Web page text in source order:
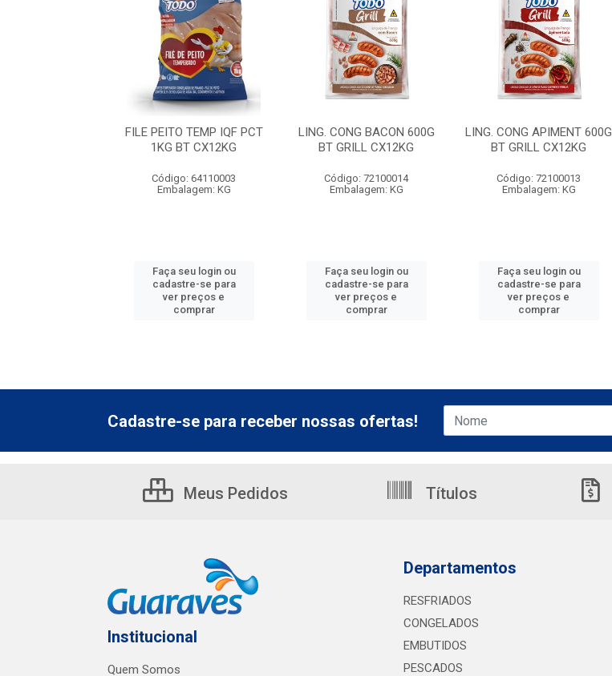
FILE PEITO TEMP IQF PCT
1KG BT CX12KG
Código: 64110003
Embalagem: KG
Faça seu login ou
cadastre-se para
ver preços e
comprar
LING. CONG BACON 600G
BT GRILL CX12KG
Código: 72100014
Embalagem: KG
Faça seu login ou
cadastre-se para
ver preços e
comprar
LING. CONG APIMENT 600G
BT GRILL CX12KG
Código: 72100013
Embalagem: KG
Faça seu login ou
cadastre-se para
ver preços e
comprar
Cadastre-se para receber nossas ofertas!
Meus Pedidos Títulos
Institucional
Quem Somos
Departamentos
RESFRIADOS
CONGELADOS
EMBUTIDOS
PESCADOS